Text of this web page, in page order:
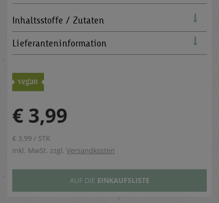
Inhaltsstoffe / Zutaten
Lieferanteninformation
€ 3,99
€ 3,99 / STK
inkl. MwSt. zzgl. Versandkosten
AUF DIE EINKAUFSLISTE